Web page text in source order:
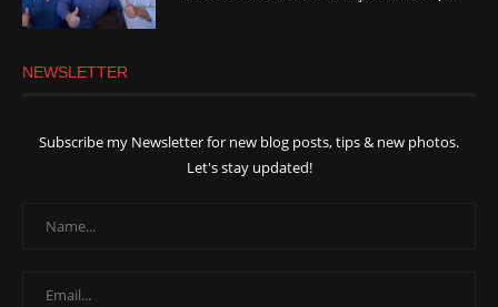
NEWSLETTER
Subscribe my Newsletter for new blog posts, tips & new photos.
Let's stay updated!